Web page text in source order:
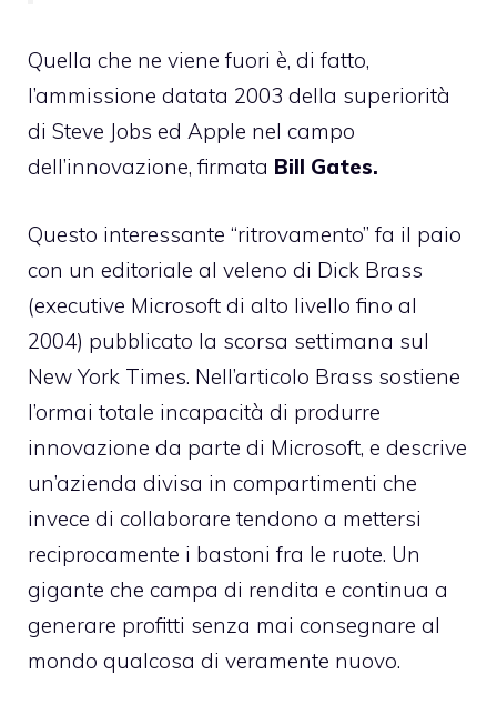
Quella che ne viene fuori è, di fatto,
l’ammissione datata 2003 della superiorità
di Steve Jobs ed Apple nel campo
dell’innovazione, firmata Bill Gates.
Questo interessante “ritrovamento” fa il paio
con un editoriale al veleno di Dick Brass
(executive Microsoft di alto livello fino al
2004) pubblicato la scorsa settimana sul
New York Times. Nell’articolo Brass sostiene
l’ormai totale incapacità di produrre
innovazione da parte di Microsoft, e descrive
un’azienda divisa in compartimenti che
invece di collaborare tendono a mettersi
reciprocamente i bastoni fra le ruote. Un
gigante che campa di rendita e continua a
generare profitti senza mai consegnare al
mondo qualcosa di veramente nuovo.